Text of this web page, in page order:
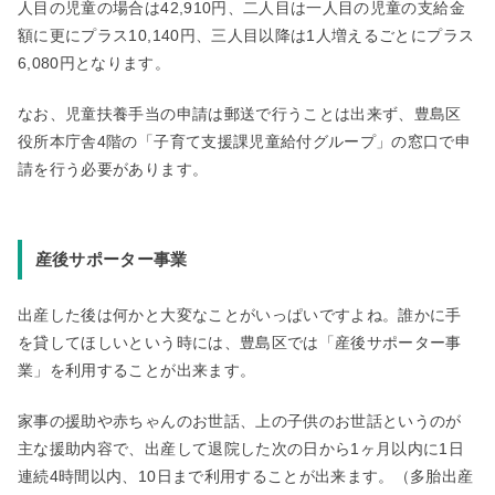
人目の児童の場合は42,910円、二人目は一人目の児童の支給金
額に更にプラス10,140円、三人目以降は1人増えるごとにプラス
6,080円となります。
なお、児童扶養手当の申請は郵送で行うことは出来ず、豊島区
役所本庁舎4階の「子育て支援課児童給付グループ」の窓口で申
請を行う必要があります。
産後サポーター事業
出産した後は何かと大変なことがいっぱいですよね。誰かに手
を貸してほしいという時には、豊島区では「産後サポーター事
業」を利用することが出来ます。
家事の援助や赤ちゃんのお世話、上の子供のお世話というのが
主な援助内容で、出産して退院した次の日から1ヶ月以内に1日
連続4時間以内、10日まで利用することが出来ます。（多胎出産